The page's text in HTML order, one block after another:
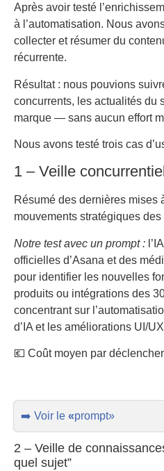
Après avoir testé
à l’automatisation. Nous
collecter et résumer du
récurrente.
Résultat : nous pouvions
concurrents, les actualités du
marque — sans aucun effort
Nous avons testé trois cas
1 – Veille
Résumé des dernières mises
mouvements stratégiques des
Notre test avec un prompt :
officielles d’Asana et des
pour identifier les nouvelles
produits ou intégrations des
concentrant sur
d’IA et les améliorations UI/
💶 Coût moyen par
➡️ Voir le «prompt»
2 – Veille de
quel sujet”